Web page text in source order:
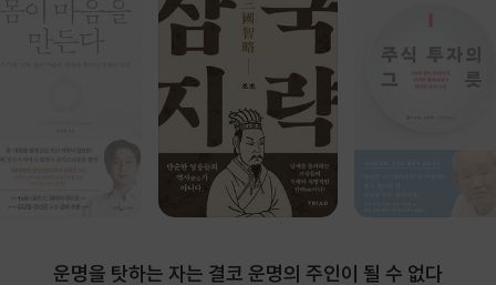
운명을 탓하는 자는 결코 운명의 주인이 될 수 없다